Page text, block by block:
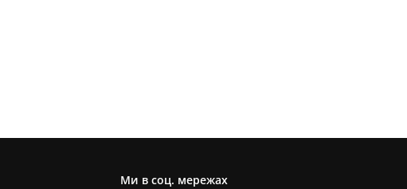
Ми в соц. мережах